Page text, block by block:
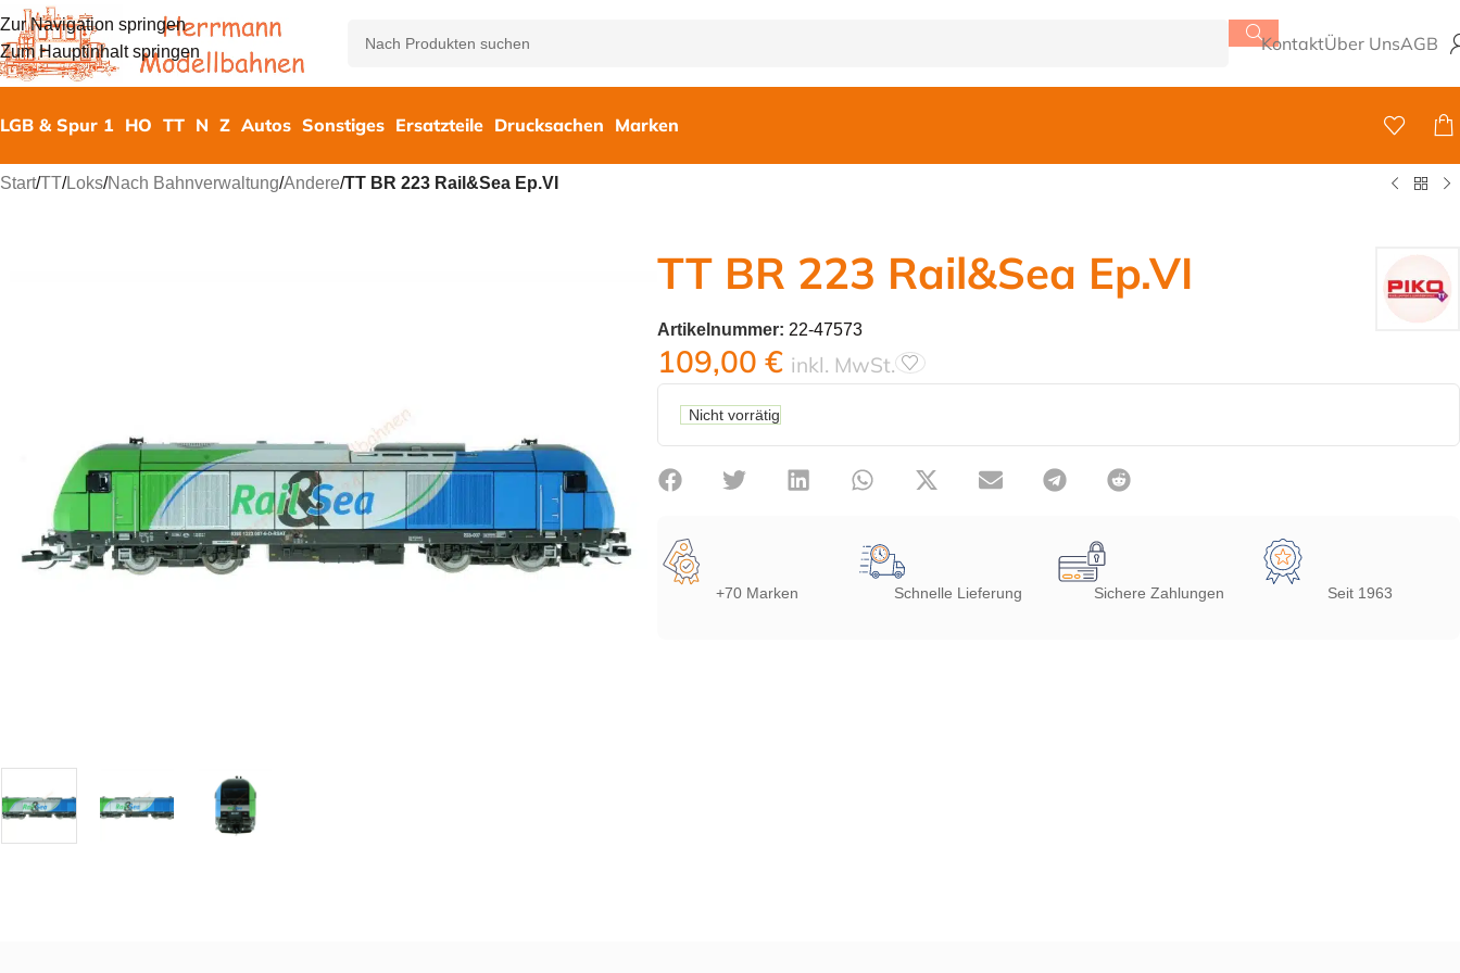
Zur Navigation springen
Zum Hauptinhalt springen
KontaktÜber UnsAGB
LGB & Spur 1 HO TT N Z Autos Sonstiges Ersatzteile Drucksachen Marken
Start/TT/Loks/Nach Bahnverwaltung/Andere/TT BR 223 Rail&Sea Ep.VI
TT BR 223 Rail&Sea Ep.VI
Artikelnummer: 22-47573
109,00 € inkl. MwSt.
Nicht vorrätig
+70 Marken Schnelle Lieferung Sichere Zahlungen Seit 1963